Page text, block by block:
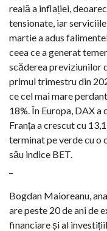
reală a inflației,
tensionate, iar
martie a adus
ceea ce a generat
scăderea previziunilor
primul trimestru din
ce cel mai mare
18%. În Europa, DAX
Franța a crescut cu
terminat pe verde cu o
său indice BET.
Bogdan Maioreanu,
are peste 20 de ani de
financiare și al